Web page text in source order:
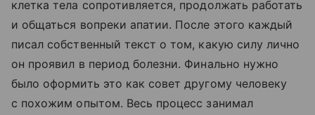
клетка тела сопротивляется, продолжать работать
и общаться вопреки апатии. После этого каждый
писал собственный текст о том, какую силу лично
он проявил в период болезни. Финально нужно
было оформить это как совет другому человеку
с похожим опытом. Весь процесс занимал